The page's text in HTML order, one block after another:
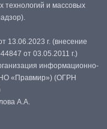
технологий и массовых
13.06.2023 г. (внесение
от 03.05.2011 г.)
информационно-
«Правмир») (ОГРН
А.А.